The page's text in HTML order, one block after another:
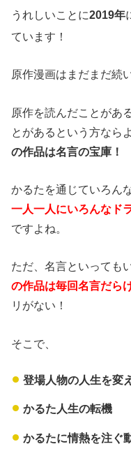
うれしいことに2019年
ています！
原作漫画はまだまだ続
原作を読んだことがあ
とがあるという方なら
の作品は名言の宝庫！
かるたを通じていろん
一人一人にいろんなド
ですよね。
ただ、名言といっても
の作品は毎回名言だら
リがない！
そこで、
登場人物の人生を変
かるた人生の転機
かるたに情熱を注ぐ